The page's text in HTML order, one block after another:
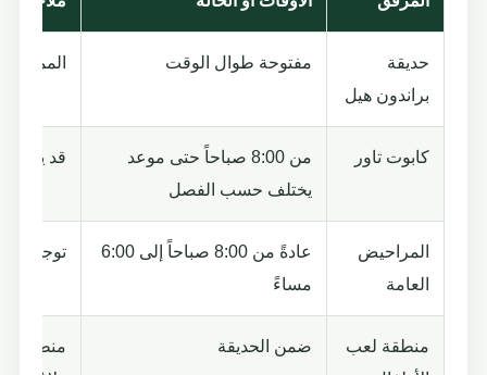
حديقة
براندون هيل
مفتوحة طوال الوقت الممرات
كابوت تاور
من 8:00 صباحاً حتى موعد
يختلف حسب الفصل
قد يغلق
المراحيض
العامة
عادةً من 8:00 صباحاً إلى 6:00
مساءً
توجد
منطقة لعب
ضمن الحديقة